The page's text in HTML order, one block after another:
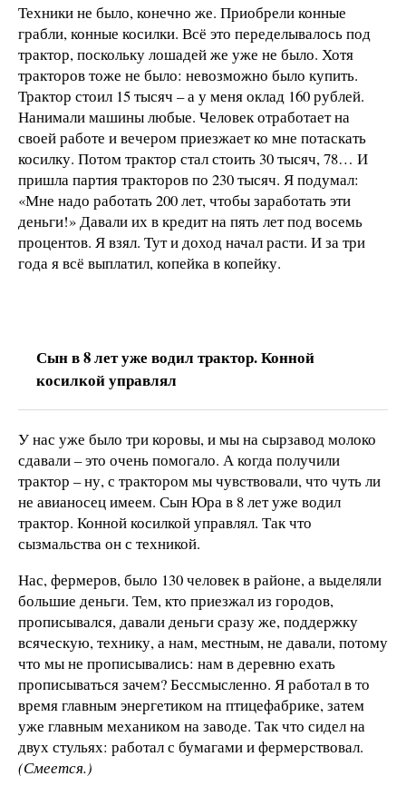
Техники не было, конечно же. Приобрели конные
грабли, конные косилки. Всё это переделывалось под
трактор, поскольку лошадей же уже не было. Хотя
тракторов тоже не было: невозможно было купить.
Трактор стоил 15 тысяч – а у меня оклад 160 рублей.
Нанимали машины любые. Человек отработает на
своей работе и вечером приезжает ко мне потаскать
косилку. Потом трактор стал стоить 30 тысяч, 78… И
пришла партия тракторов по 230 тысяч. Я подумал:
«Мне надо работать 200 лет, чтобы заработать эти
деньги!» Давали их в кредит на пять лет под восемь
процентов. Я взял. Тут и доход начал расти. И за три
года я всё выплатил, копейка в копейку.
Сын в 8 лет уже водил трактор. Конной
косилкой управлял
У нас уже было три коровы, и мы на сырзавод молоко
сдавали – это очень помогало. А когда получили
трактор – ну, с трактором мы чувствовали, что чуть ли
не авианосец имеем. Сын Юра в 8 лет уже водил
трактор. Конной косилкой управлял. Так что
сызмальства он с техникой.
Нас, фермеров, было 130 человек в районе, а выделяли
большие деньги. Тем, кто приезжал из городов,
прописывался, давали деньги сразу же, поддержку
всяческую, технику, а нам, местным, не давали, потому
что мы не прописывались: нам в деревню ехать
прописываться зачем? Бессмысленно. Я работал в то
время главным энергетиком на птицефабрике, затем
уже главным механиком на заводе. Так что сидел на
двух стульях: работал с бумагами и фермерствовал.
(Смеется.)